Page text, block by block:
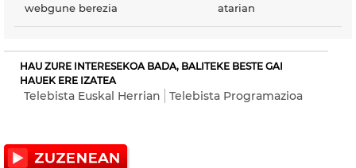
webgune berezia
atarian
HAU ZURE INTERESEKOA BADA, BALITEKE BESTE GAI
HAUEK ERE IZATEA
Telebista Euskal Herrian Telebista Programazioa